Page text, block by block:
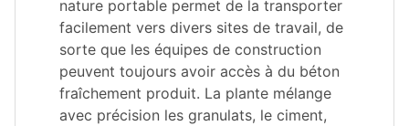
nature portable permet de la transporter
facilement vers divers sites de travail, de
sorte que les équipes de construction
peuvent toujours avoir accès à du béton
fraîchement produit. La plante mélange
avec précision les granulats, le ciment,